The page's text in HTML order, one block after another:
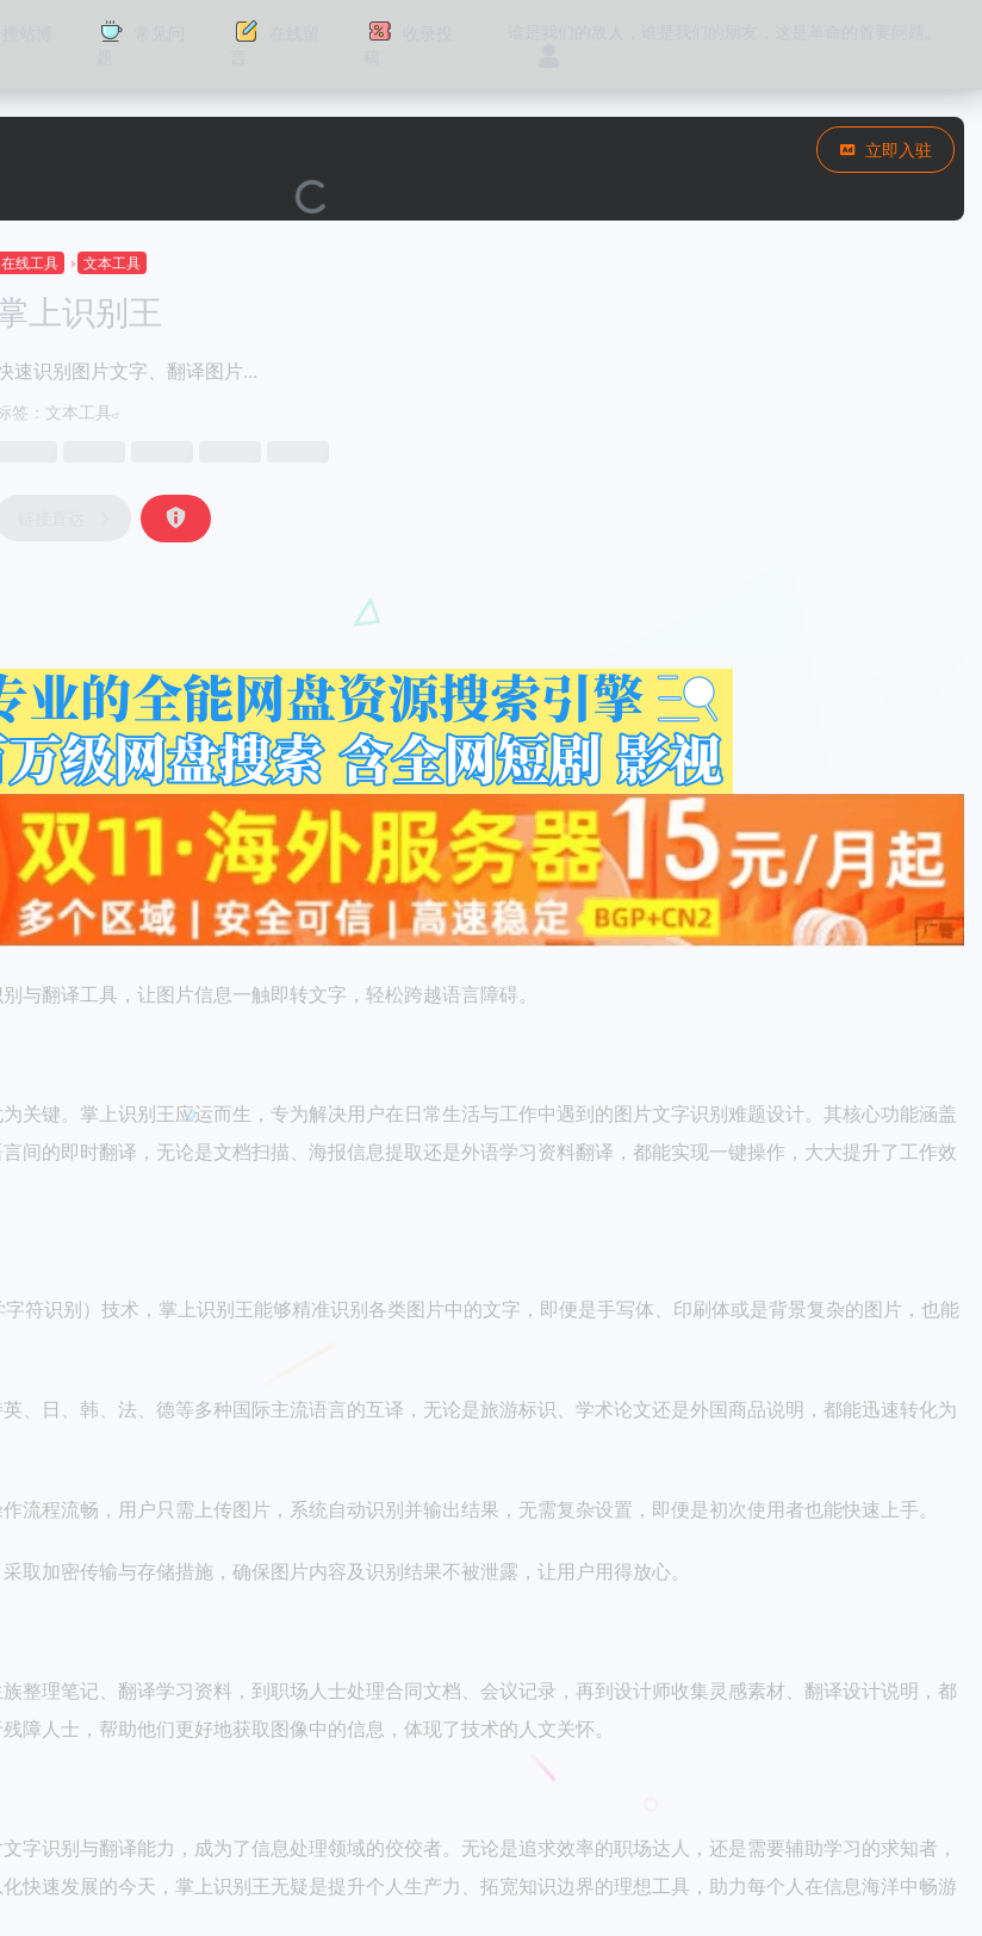
立即入驻
在线工具 文本工具
上识别王
速识别图片文字、翻译图片...
签： 文本工具
与翻译工具，让图片信息一触即转文字，轻松跨越语言障碍。
关键。掌上识别王应运而生，专为解决用户在日常生活与工作中遇到的图片文字识别难题设计。其核心功能涵盖
间的即时翻译，无论是文档扫描、海报信息提取还是外语学习资料翻译，都能实现一键操作，大大提升了工作效
字符识别）技术，掌上识别王能够精准识别各类图片中的文字，即便是手写体、印刷体或是背景复杂的图片，也能
、日、韩、法、德等多种国际主流语言的互译，无论是旅游标识、学术论文还是外国商品说明，都能迅速转化为
流程流畅，用户只需上传图片，系统自动识别并输出结果，无需复杂设置，即便是初次使用者也能快速上手。
取加密传输与存储措施，确保图片内容及识别结果不被泄露，让用户用得放心。
整理笔记、翻译学习资料，到职场人士处理合同文档、会议记录，再到设计师收集灵感素材、翻译设计说明，都
障人士，帮助他们更好地获取图像中的信息，体现了技术的人文关怀。
字识别与翻译能力，成为了信息处理领域的佼佼者。无论是追求效率的职场达人，还是需要辅助学习的求知者，
快速发展的今天，掌上识别王无疑是提升个人生产力、拓宽知识边界的理想工具，助力每个人在信息海洋中畅游